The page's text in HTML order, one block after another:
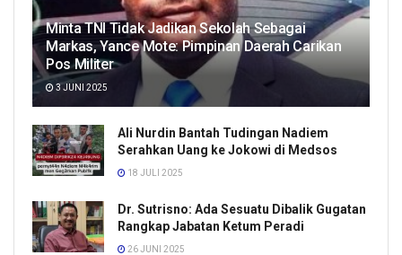
Minta TNI Tidak Jadikan Sekolah Sebagai
Markas, Yance Mote: Pimpinan Daerah Carikan
Pos Militer
3 JUNI 2025
Ali Nurdin Bantah Tudingan Nadiem
Serahkan Uang ke Jokowi di Medsos
18 JULI 2025
Dr. Sutrisno: Ada Sesuatu Dibalik Gugatan
Rangkap Jabatan Ketum Peradi
26 JUNI 2025